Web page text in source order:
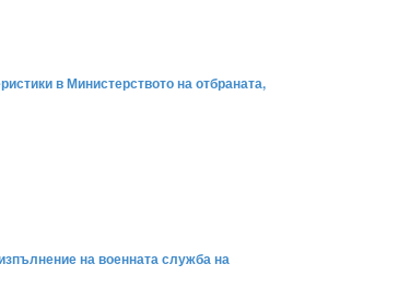
в Министерството на отбраната,
на военната служба на